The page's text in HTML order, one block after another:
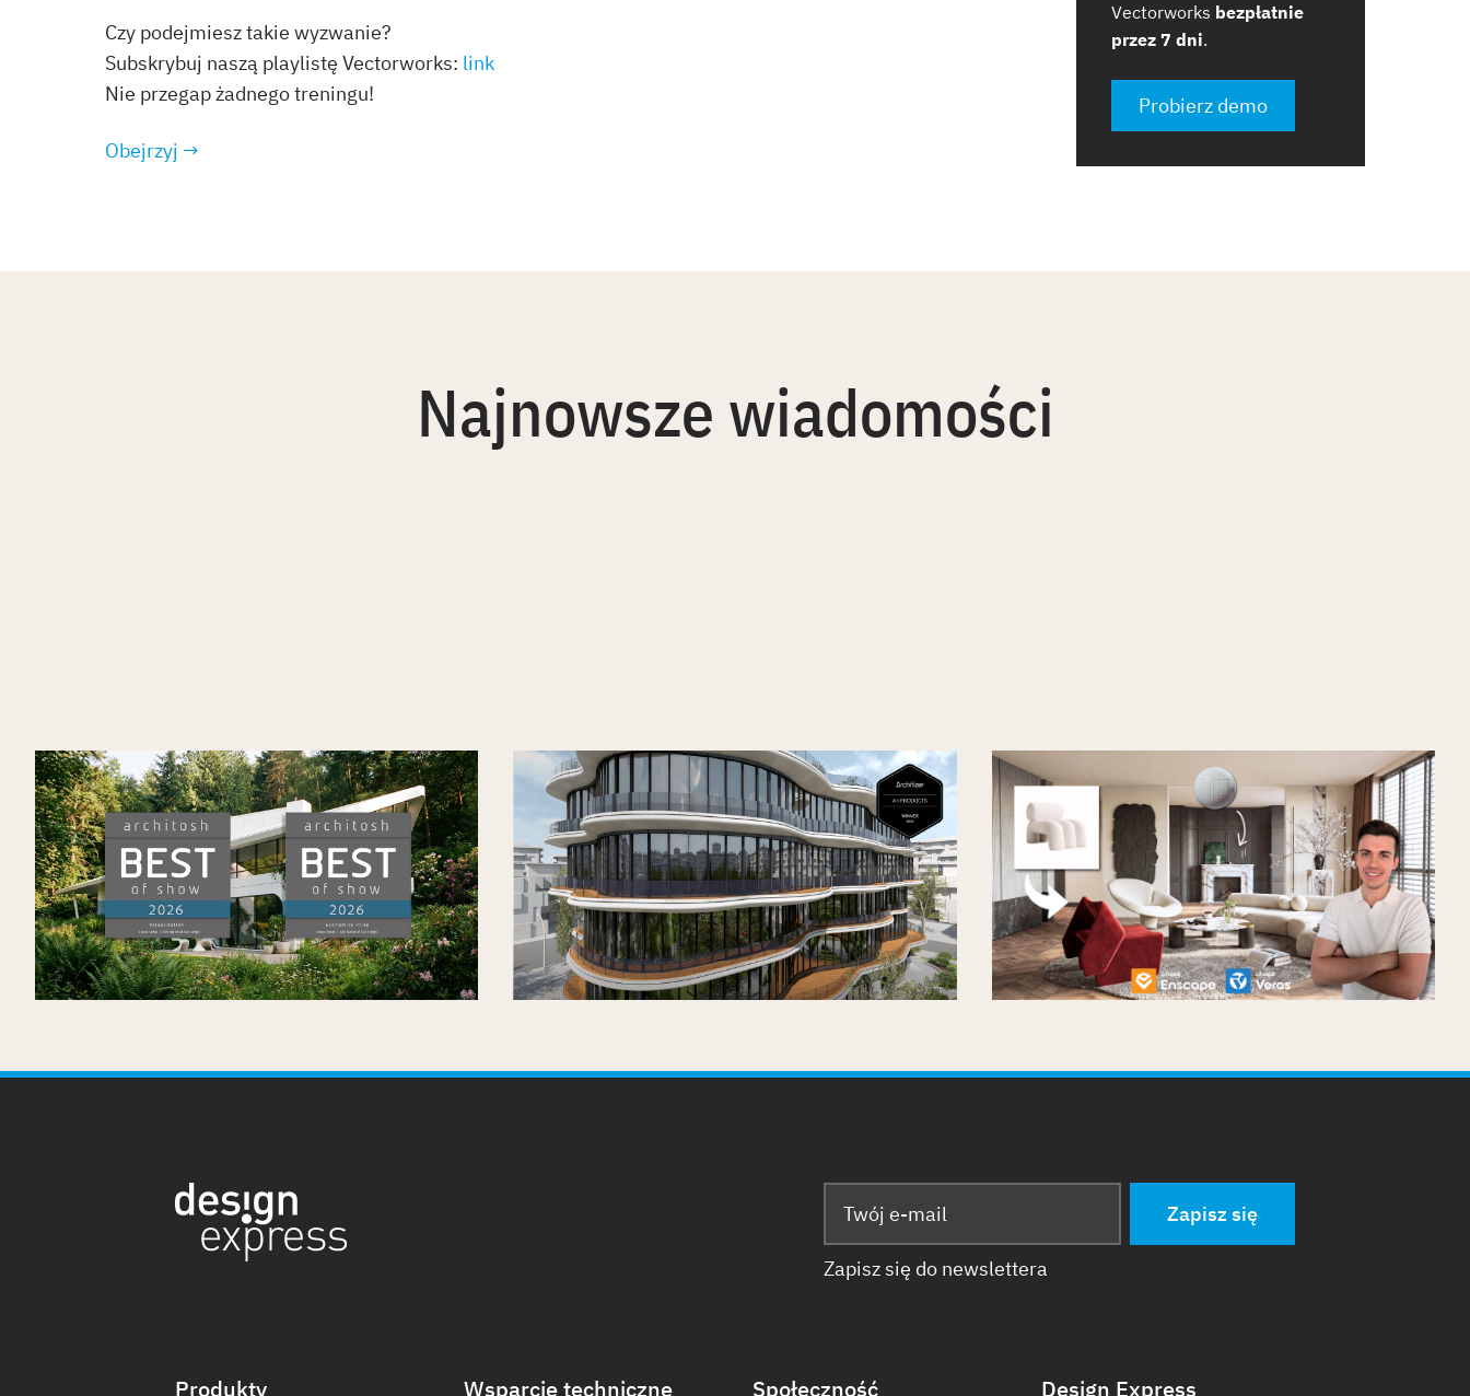
Czy podejmiesz takie wyzwanie?
Subskrybuj naszą playlistę Vectorworks: link
Nie przegap żadnego treningu!
Obejrzyj →
Vectorworks bezpłatnie
przez 7 dni.
Probierz demo
Najnowsze wiadomości
Veras wyróżniony nagrodami Architosh
BEST of SHOW w kategorii Wizualizacja
oraz Economics Prize na AIA26
Opublikowano7/7/2026
Vectorworks Architect 2026 laureatem
nagrody Architizer A+Product Popular
Choice Award
Opublikowano30/6/2026
Coffee break: twórz fotorealistyczne
wizualizacje wnętrz w kilka minut z
Enscape i Veras AI
Opublikowano16/6/2026
Zapisz się do newslettera
Produkty Wsparcie techniczne Społeczność Design Express